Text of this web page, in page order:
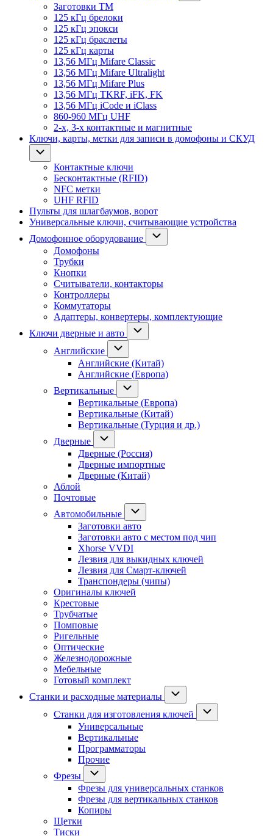
Заготовки ТМ
125 кГц брелоки
125 кГц эпокси
125 кГц браслеты
125 кГц карты
13,56 МГц Mifare Classic
13,56 МГц Mifare Ultralight
13,56 МГц Mifare Plus
13,56 МГц TKRF, iFK, FK
13,56 МГц iCode и iClass
860-960 МГц UHF
2-х, 3-х контактные и магнитные
Ключи, карты, метки для записи в домофоны и СКУД
Контактные ключи
Бесконтактные (RFID)
NFC метки
UHF RFID
Пульты для шлагбаумов, ворот
Универсальные ключи, считывающие устройства
Домофонное оборудование
Домофоны
Трубки
Кнопки
Считыватели, контакторы
Контроллеры
Коммутаторы
Адаптеры, конвертеры, комплектующие
Ключи дверные и авто
Английские
Английские (Китай)
Английские (Европа)
Вертикальные
Вертикальные (Европа)
Вертикальные (Китай)
Вертикальные (Турция и др.)
Дверные
Дверные (Россия)
Дверные импортные
Дверные (Китай)
Аблой
Почтовые
Автомобильные
Заготовки авто
Заготовки авто с местом под чип
Xhorse VVDI
Лезвия для выкидных ключей
Лезвия для Смарт-ключей
Транспондеры (чипы)
Оригиналы ключей
Крестовые
Трубчатые
Помповые
Ригельные
Оптические
Железнодорожные
Мебельные
Готовый комплект
Станки и расходные материалы
Станки для изготовления ключей
Универсальные
Вертикальные
Программаторы
Прочие
Фрезы
Фрезы для универсальных станков
Фрезы для вертикальных станков
Копиры
Щетки
Тиски